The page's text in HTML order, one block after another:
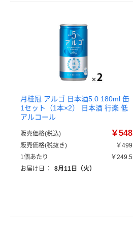
月桂冠 アルゴ 日本酒5.0 180ml 缶
1セット（1本×2） 日本酒 行楽 低
アルコール
販売価格(税込) ￥548
販売価格(税抜き)
￥499
1個あたり
￥249.5
お届け日
： 8月11日（火）